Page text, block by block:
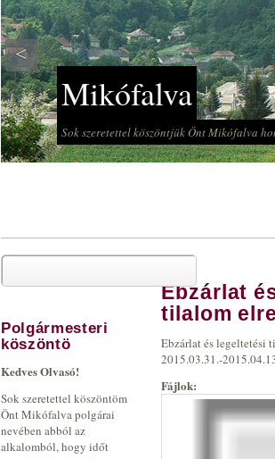
<
Keresés
Polgármesteri
köszöntö
Kedves Olvasó!
Sok szeretettel köszöntöm
Önt Mikófalva polgárai
nevében abból az
alkalomból, hogy időt
Ebzárlat
tilalom
Ebzárlat és legeltetési
2015.03.31.-
Fájlok: